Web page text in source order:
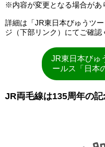
※内容が変更となる場合があ
詳細は「JR東日本びゅうツ
ジ（下部リンク）にてご確認
JR東日本びゅ
ールス「日本
JR両毛線は135周年の記